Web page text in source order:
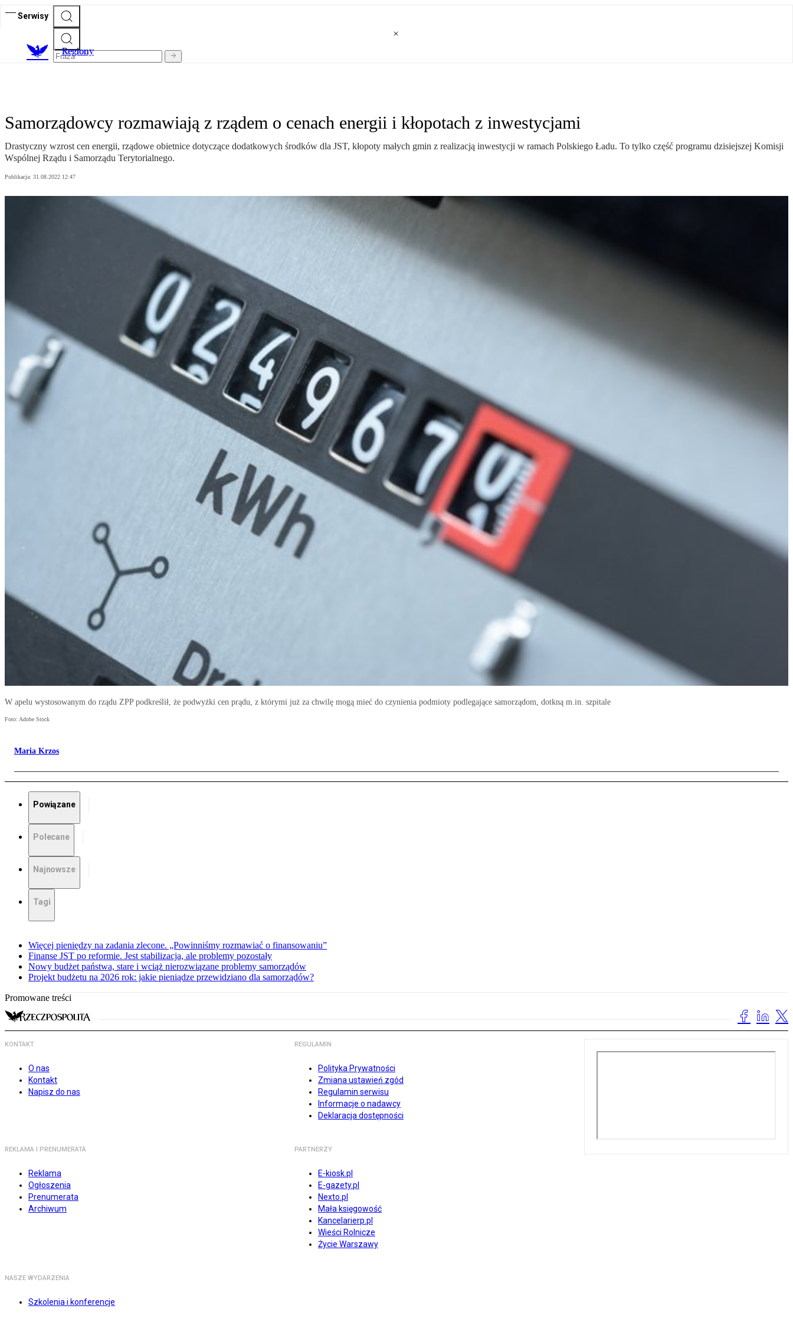
Serwisy
Regiony
Samorządowcy rozmawiają z rządem o cenach energii i kłopotach z inwestycjami
Drastyczny wzrost cen energii, rządowe obietnice dotyczące dodatkowych środków dla JST, kłopoty małych gmin z realizacją inwestycji w ramach Polskiego Ładu. To tylko część programu dzisiejszej Komisji
Wspólnej Rządu i Samorządu Terytorialnego.
Publikacja: 31.08.2022 12:47
W apelu wystosowanym do rządu ZPP podkreślił, że podwyżki cen prądu, z którymi już za chwilę mogą mieć do czynienia podmioty podlegające samorządom, dotkną m.in. szpitale
Foto: Adobe Stock
Maria Krzos
Powiązane
Polecane
Najnowsze
Tagi
Więcej pieniędzy na zadania zlecone. „Powinniśmy rozmawiać o finansowaniu”
Finanse JST po reformie. Jest stabilizacja, ale problemy pozostały
Nowy budżet państwa, stare i wciąż nierozwiązane problemy samorządów
Projekt budżetu na 2026 rok: jakie pieniądze przewidziano dla samorządów?
Promowane treści
KONTAKT
O nas
Kontakt
Napisz do nas
REGULAMIN
Polityka Prywatności
Zmiana ustawień zgód
Regulamin serwisu
Informacje o nadawcy
Deklaracja dostępności
REKLAMA I PRENUMERATA
Reklama
Ogłoszenia
Prenumerata
Archiwum
PARTNERZY
E-kiosk.pl
E-gazety.pl
Nexto.pl
Mała księgowość
Kancelarierp.pl
Wieści Rolnicze
Życie Warszawy
NASZE WYDARZENIA
Szkolenia i konferencje